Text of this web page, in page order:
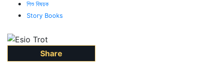
শিশু বিষয়ক
Story Books
Share